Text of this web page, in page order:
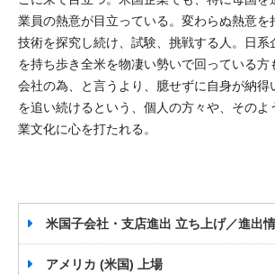
業員の熱意が目立っている。変わらぬ熱意を
技術を探究し続け、試験、挑戦する人。日系
を持ち歩き全米を物凄い勢いで回っている方
会社の為、と言うより、臆せずに自身が納得
を追い続けるという、個人の方々や、そのよ
業文化に心を打たれる。
米国子会社・支店進出 立ち上げ／進出
アメリカ (米国) 上場